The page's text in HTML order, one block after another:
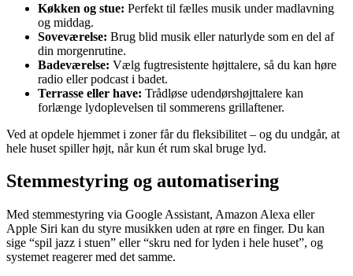
Køkken og stue: Perfekt til fælles musik under madlavning
og middag.
Soveværelse: Brug blid musik eller naturlyde som en del af
din morgenrutine.
Badeværelse: Vælg fugtresistente højttalere, så du kan høre
radio eller podcast i badet.
Terrasse eller have: Trådløse udendørshøjttalere kan
forlænge lydoplevelsen til sommerens grillaftener.
Ved at opdele hjemmet i zoner får du fleksibilitet – og du undgår, at
hele huset spiller højt, når kun ét rum skal bruge lyd.
Stemmestyring og automatisering
Med stemmestyring via Google Assistant, Amazon Alexa eller
Apple Siri kan du styre musikken uden at røre en finger. Du kan
sige “spil jazz i stuen” eller “skru ned for lyden i hele huset”, og
systemet reagerer med det samme.